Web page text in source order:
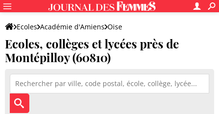
Ecoles Académie d'Amiens Oise
Ecoles, collèges et lycées près de
Montépilloy (60810)